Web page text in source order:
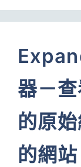
器－
的原
的網站